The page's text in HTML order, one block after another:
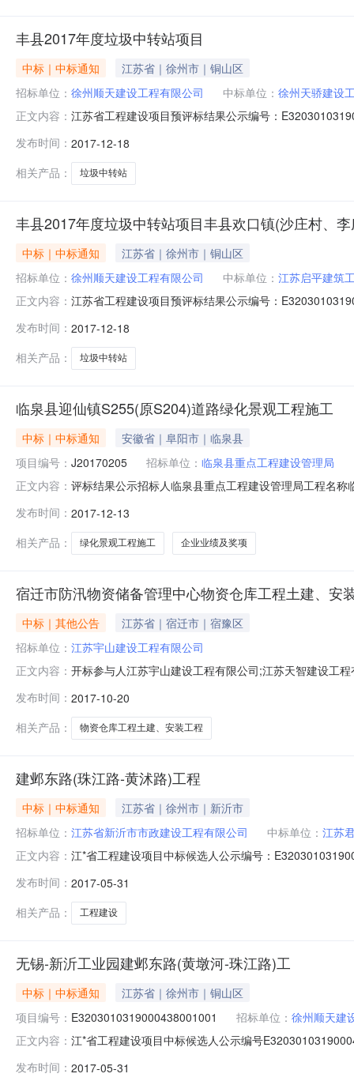
丰县2017年度垃圾中转站项目
中标｜中标通知
江苏省｜徐州市｜铜山区
招标单位： 徐州顺天建设工程有限公司 中标单位： 徐州天骄建设
正文内容： 江苏省工程建设项目预评标结果公示编号：
一名第二名第三名中标候选人名称徐州天骄建设工程有
发布时间： 2017-12-18
相关产品：
垃圾中转站
丰县2017年度垃圾中转站项目丰县欢口镇(沙庄村、
中标｜中标通知
江苏省｜徐州市｜铜山区
招标单位： 徐州顺天建设工程有限公司 中标单位： 江苏启平建筑
正文内容： 江苏省工程建设项目预评标结果公示编号：
名第三名中标候选人名称江苏启平建筑工程有限公司江
发布时间： 2017-12-18
相关产品：
垃圾中转站
临泉县迎仙镇S255(原S204)道路绿化景观工程施工
中标｜中标通知
安徽省｜阜阳市｜临泉县
项目编号： J20170205 招标单位： 临泉县重点工程建设管理局
正文内容： 评标结果公示招标人临泉县重点工程建设管理局工程名
区附属工程一标段合同金额14469427.67元。项目经理
发布时间： 2017-12-13
相关产品：
绿化景观工程施工 企业业绩及奖项
宿迁市防汛物资储备管理中心物资仓库工程土建、安
中标｜其他公告
江苏省｜宿迁市｜宿豫区
招标单位： 江苏宇山建设工程有限公司
正文内容： 开标参与人江苏宇山建设工程有限公司;江苏天智建设工
江苏新阳建设有限公司;宿迁冠鼎建设有限公司;江苏旭通
公司;宿迁正航建设工
发布时间： 2017-10-20
相关产品：
物资仓库工程土建、安装工程
建邺东路(珠江路-黄沭路)工程
中标｜中标通知
江苏省｜徐州市｜新沂市
招标单位： 江苏省新沂市市政建设工程有限公司 中标单位： 江苏
正文内容： 江*省工程建设项目中标候选人公示编号：
名第二名第三名中标候选人名称江*君临建设工程有限公
发布时间： 2017-05-31
相关产品：
工程建设
无锡-新沂工业园建邺东路(黄墩河-珠江路)工
中标｜中标通知
江苏省｜徐州市｜铜山区
项目编号： E3203010319000438001001 招标单位： 徐州顺天建
正文内容： 江*省工程建设项目中标候选人公示编号
第二名第三名中标候选人名称江*君临建设工程有限公司
发布时间： 2017-05-31